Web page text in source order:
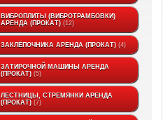
ВИБРОПЛИТЫ (ВИБРОТРАМБОВКИ)
АРЕНДА (ПРОКАТ) 12
ЗАКЛЁПОЧНИКА АРЕНДА (ПРОКАТ) 4
ЗАТИРОЧНОЙ МАШИНЫ АРЕНДА
(ПРОКАТ) 5
ЛЕСТНИЦЫ, СТРЕМЯНКИ АРЕНДА
(ПРОКАТ) 7